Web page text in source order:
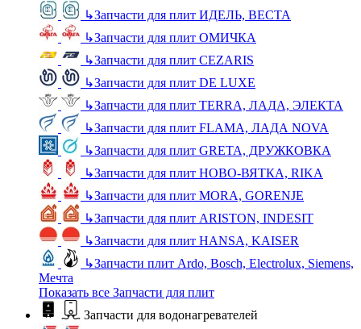
↳Запчасти для плит ИДЕЛЬ, ВЕСТА
↳Запчасти для плит ОМИЧКА
↳Запчасти для плит CEZARIS
↳Запчасти для плит DE LUXE
↳Запчасти для плит TERRA, ЛАДА, ЭЛЕКТА
↳Запчасти для плит FLAMA, ЛАДА NOVA
↳Запчасти для плит GRETA, ДРУЖКОВКА
↳Запчасти для плит НОВО-ВЯТКА, RIKA
↳Запчасти для плит MORA, GORENJE
↳Запчасти для плит ARISTON, INDESIT
↳Запчасти для плит HANSA, KAISER
↳Запчасти плит Ardo, Bosch, Electrolux, Siemens,
Мечта
Показать все Запчасти для плит
Запчасти для водонагревателей